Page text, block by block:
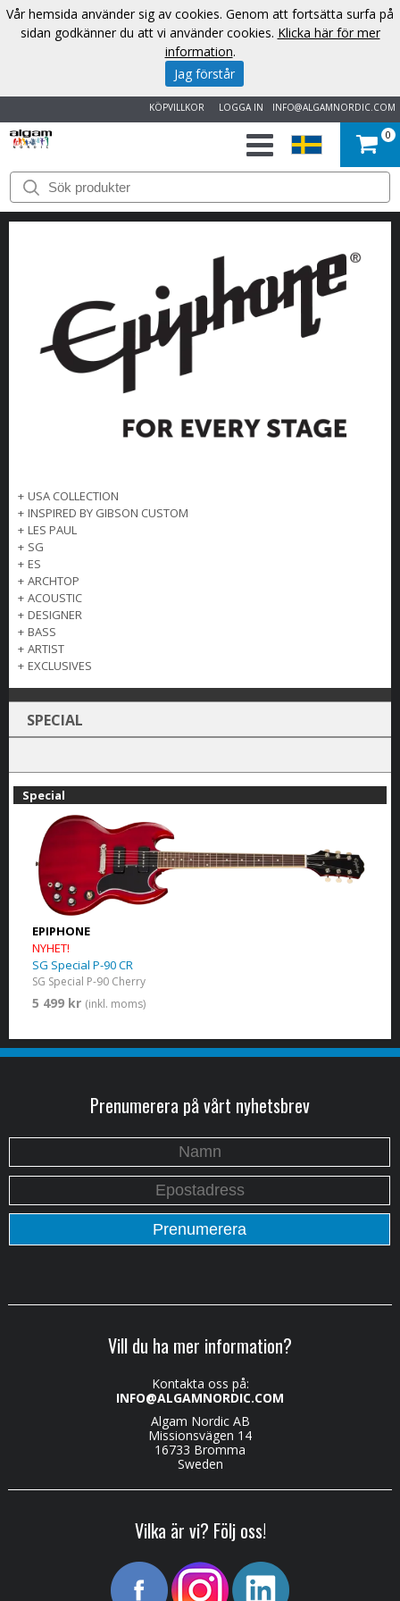
INFO@ALGAMNORDIC.COM
LOGGA IN
KÖPVILLKOR
START
VARUMÄRKEN
OM
OSS
KONTAKT
0
+ USA COLLECTION
+ INSPIRED BY GIBSON CUSTOM
+ LES PAUL
+ SG
+ ES
+ ARCHTOP
+ ACOUSTIC
+ DESIGNER
+ BASS
+ ARTIST
+ EXCLUSIVES
SPECIAL
Special
EPIPHONE
NYHET!
SG Special P-90 CR
SG Special P-90 Cherry
5 499 kr (inkl. moms)
Prenumerera på vårt nyhetsbrev
Vill du ha mer information?
Kontakta oss på:
INFO@ALGAMNORDIC.COM
Algam Nordic AB
Missionsvägen 14
16733 Bromma
Sweden
Vilka är vi? Följ oss!
Vår hemsida använder sig av cookies. Genom att fortsätta surfa på
sidan godkänner du att vi använder cookies. Klicka här för mer
information.
Jag förstår